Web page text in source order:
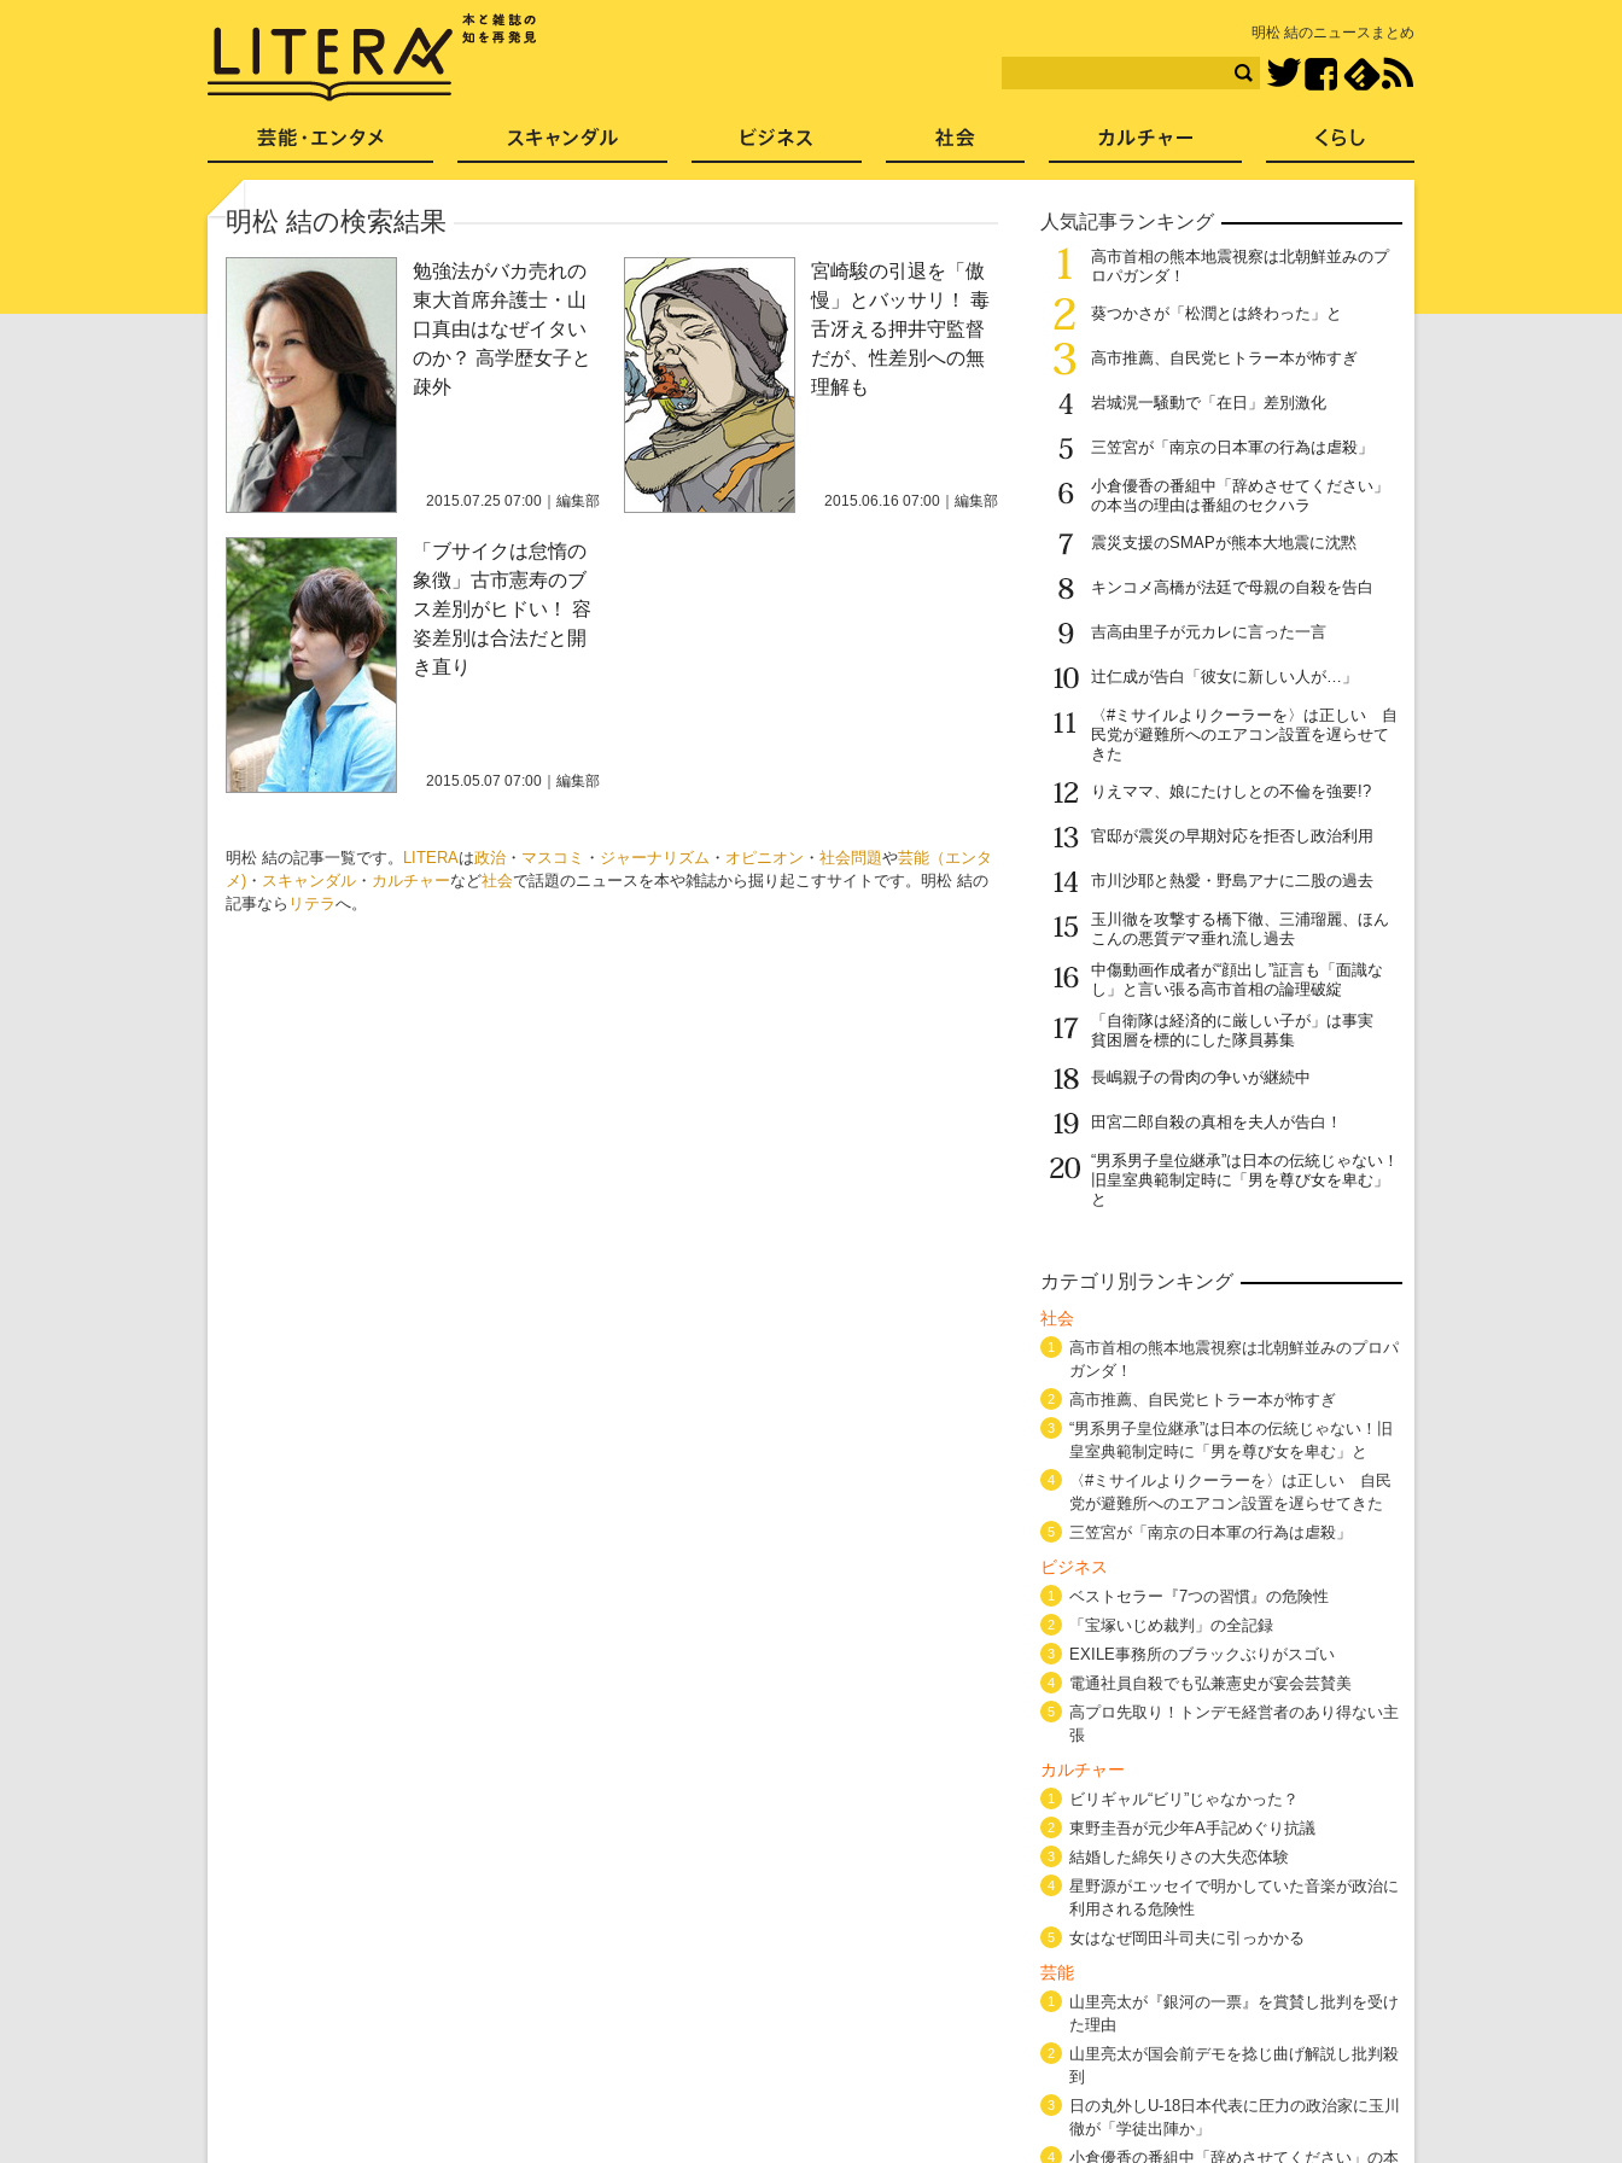
明松 結のニュースまとめ
TwitterFacebook
明松 結の検索結果
勉強法がバカ売れの
東大首席弁護士・山
口真由はなぜイタい
のか？ 高学歴女子と
疎外
2015.07.25 07:00 編集部
宮崎駿の引退を「傲
慢」とバッサリ！ 毒
舌冴える押井守監督
だが、性差別への無
理解も
2015.06.16 07:00 編集部
「ブサイクは怠惰の
象徴」古市憲寿のブ
ス差別がヒドい！ 容
姿差別は合法だと開
き直り
2015.05.07 07:00 編集部
明松 結の記事一覧です。 LITERAは政治 ・ マスコミ ・ ジャーナリズム ・ オピニオン ・ 社会問題や芸能（エンタ
メ) ・ スキャンダル ・ カルチャーなど社会で話題のニュースを本や雑誌から掘り起こすサイトです。明松 結の
記事なら リテラへ。
人気記事ランキング
1
高市首相の熊本地震視察は北朝鮮並みのプ
ロパガンダ！
2
葵つかさが「松潤とは終わった」と
3
高市推薦、自民党ヒトラー本が怖すぎ
4
岩城滉一騒動で「在日」差別激化
5
三笠宮が「南京の日本軍の行為は虐殺」
6
小倉優香の番組中「辞めさせてください」
の本当の理由は番組のセクハラ
7
震災支援のSMAPが熊本大地震に沈黙
8
キンコメ高橋が法廷で母親の自殺を告白
9
吉高由里子が元カレに言った一言
10
辻仁成が告白「彼女に新しい人が…」
11
〈#ミサイルよりクーラーを〉は正しい 自
民党が避難所へのエアコン設置を遅らせて
きた
12
りえママ、娘にたけしとの不倫を強要!?
13
官邸が震災の早期対応を拒否し政治利用
14
市川沙耶と熱愛・野島アナに二股の過去
15
玉川徹を攻撃する橋下徹、三浦瑠麗、ほん
こんの悪質デマ垂れ流し過去
16
中傷動画作成者が“顔出し”証言も「面識な
し」と言い張る高市首相の論理破綻
17
「自衛隊は経済的に厳しい子が」は事実
貧困層を標的にした隊員募集
18
長嶋親子の骨肉の争いが継続中
19
田宮二郎自殺の真相を夫人が告白！
20
“男系男子皇位継承”は日本の伝統じゃない！
旧皇室典範制定時に「男を尊び女を卑む」
と
カテゴリ別ランキング
社会
1
高市首相の熊本地震視察は北朝鮮並みのプロパ
ガンダ！
2 高市推薦、自民党ヒトラー本が怖すぎ
3
“男系男子皇位継承”は日本の伝統じゃない！旧
皇室典範制定時に「男を尊び女を卑む」と
4
〈#ミサイルよりクーラーを〉は正しい 自民
党が避難所へのエアコン設置を遅らせてきた
5 三笠宮が「南京の日本軍の行為は虐殺」
ビジネス
1 ベストセラー『7つの習慣』の危険性
2 「宝塚いじめ裁判」の全記録
3 EXILE事務所のブラックぶりがスゴい
4 電通社員自殺でも弘兼憲史が宴会芸賛美
5
高プロ先取り！トンデモ経営者のあり得ない主
張
カルチャー
1 ビリギャル“ビリ”じゃなかった？
2 東野圭吾が元少年A手記めぐり抗議
3 結婚した綿矢りさの大失恋体験
4
星野源がエッセイで明かしていた音楽が政治に
利用される危険性
5 女はなぜ岡田斗司夫に引っかかる
芸能
1
山里亮太が『銀河の一票』を賞賛し批判を受け
た理由
2
山里亮太が国会前デモを捻じ曲げ解説し批判殺
到
3
日の丸外しU-18日本代表に圧力の政治家に玉川
徹が「学徒出陣か」
4 小倉優香の番組中「辞めさせてください」の本
芸能・エンタメ スキャンダル 社会